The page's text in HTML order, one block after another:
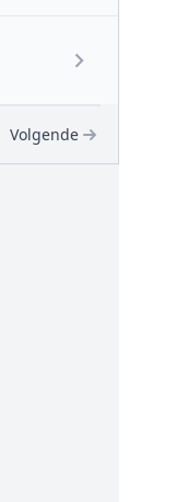
Volgende